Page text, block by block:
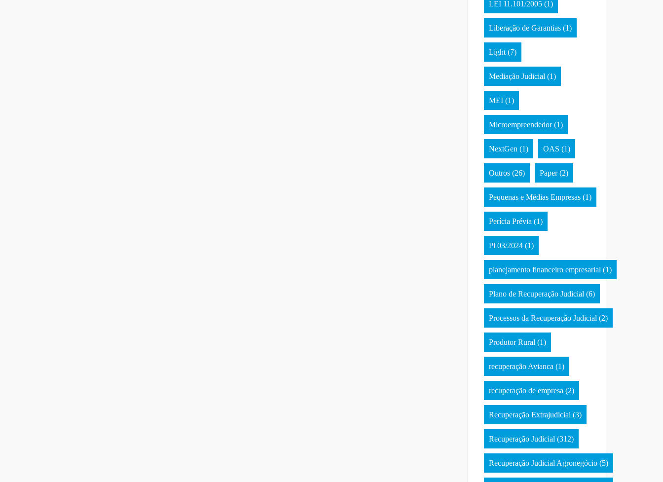
LEI 11.101/2005 (1)
Liberação de Garantias (1)
Light (7)
Mediação Judicial (1)
MEI (1)
Microempreendedor (1)
NextGen (1) OAS (1)
Outros (26) Paper (2)
Pequenas e Médias Empresas (1)
Perícia Prévia (1)
Pl 03/2024 (1)
planejamento financeiro empresarial (1)
Plano de Recuperação Judicial (6)
Processos da Recuperação Judicial (2)
Produtor Rural (1)
recuperação Avianca (1)
recuperação de empresa (2)
Recuperação Extrajudicial (3)
Recuperação Judicial (312)
Recuperação Judicial Agronegócio (5)